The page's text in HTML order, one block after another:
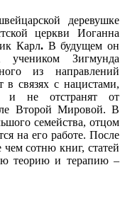
деревушке
церкви Иоганна
Карл. В будущем он
учеником Зигмунда
из направлений
в связях с нацистами,
и не отстранят от
Второй Мировой. В
семейства, отцом
на его работе. После
чем сотню книг, статей
теорию и терапию –